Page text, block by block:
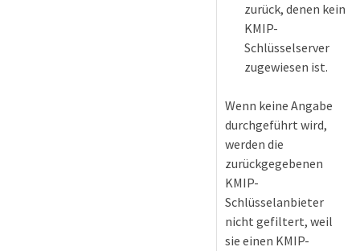
zurück, denen kein
KMIP-
Schlüsselserver
zugewiesen ist.
Wenn keine Angabe
durchgeführt wird,
werden die
zurückgegebenen
KMIP-
Schlüsselanbieter
nicht gefiltert, weil
sie einen KMIP-